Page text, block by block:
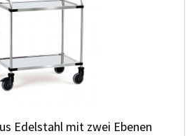
Edelstahl mit zwei Ebenen